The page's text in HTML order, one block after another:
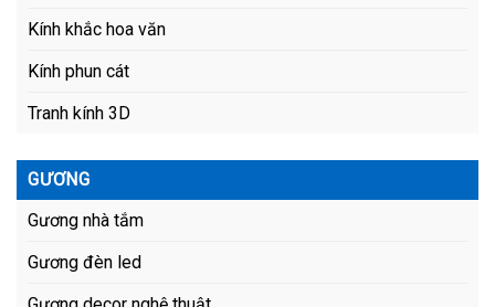
Kính khắc hoa văn
Kính phun cát
Tranh kính 3D
GƯƠNG
Gương nhà tắm
Gương đèn led